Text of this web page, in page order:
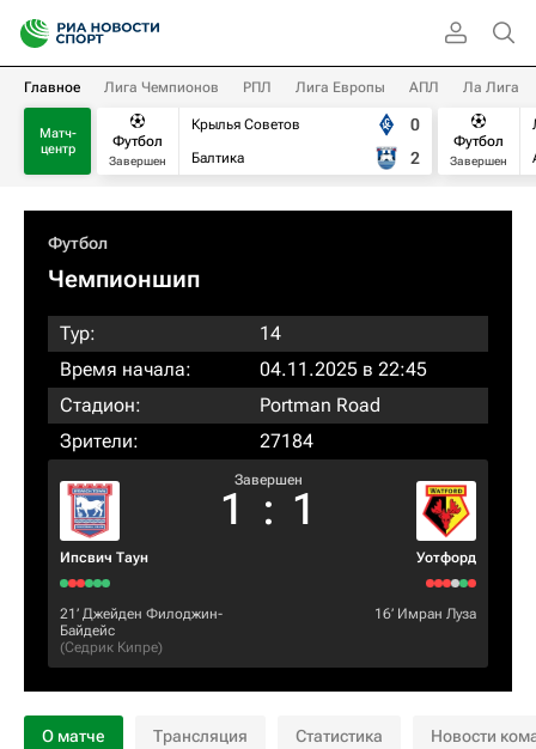
Главное Лига Чемпионов РПЛ Лига Европы АПЛ Ла Лига
Матч-
центр
Футбол
Завершен
Крылья Советов
Балтика
0
2
Футбол
Завершен
Футбол
Чемпионшип
Тур:
14
Время начала:
04.11.2025 в 22:45
Стадион:
Portman Road
Зрители:
27184
Ипсвич Таун
Завершен
1 : 1
Уотфорд
21‎’‎ Джейден Филоджин-
Байдейс
(Седрик Кипре)
16‎’‎ Имран Луза
О матче Трансляция Статистика Новости